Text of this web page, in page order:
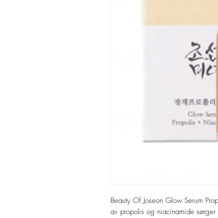
Beauty Of Joseon Glow Serum
av propolis og niacinamide